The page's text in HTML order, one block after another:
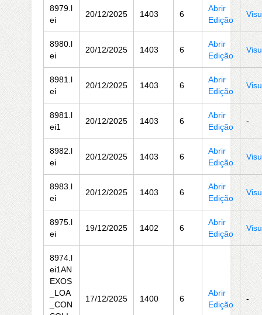
8979.l
ei
20/12/2025 1403 6
Abrir
Edição
8980.l
ei
20/12/2025 1403 6
Abrir
Edição
8981.l
ei
20/12/2025 1403 6
Abrir
Edição
8981.l
ei1
20/12/2025 1403 6
Abrir
Edição
-
8982.l
ei
20/12/2025 1403 6
Abrir
Edição
8983.l
ei
20/12/2025 1403 6
Abrir
Edição
8975.l
ei
19/12/2025 1402 6
Abrir
Edição
8974.l
ei1AN
EXOS
_LOA
_CON
17/12/2025 1400 6
Abrir
Edição
-